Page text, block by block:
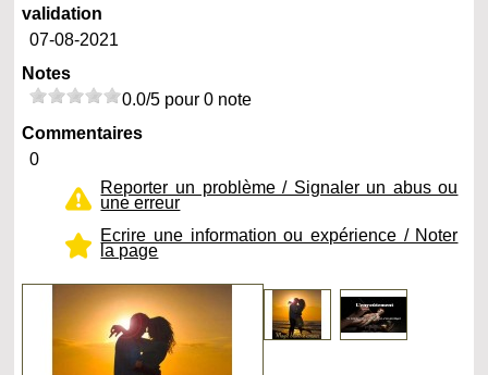
validation
07-08-2021
Notes
0.0/5 pour 0 note
Commentaires
0
Reporter un problème / Signaler un abus ou
une erreur
Ecrire une information ou expérience / Noter
la page